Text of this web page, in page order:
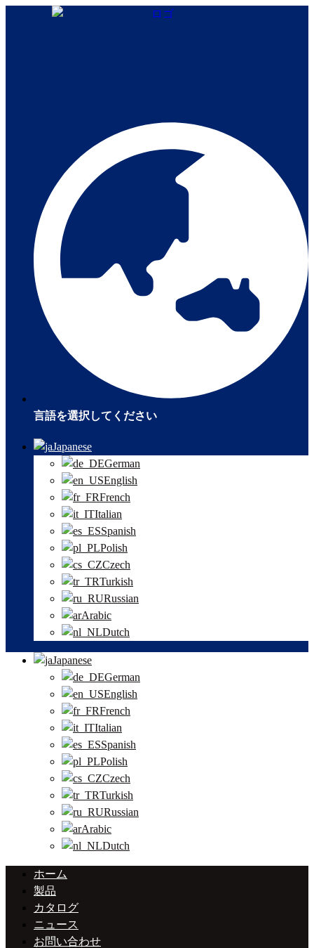
言語を選択してください
Japanese
German
English
French
Italian
Spanish
Polish
Czech
Turkish
Russian
Arabic
Dutch
Japanese
German
English
French
Italian
Spanish
Polish
Czech
Turkish
Russian
Arabic
Dutch
ホーム
製品
カタログ
ニュース
お問い合わせ